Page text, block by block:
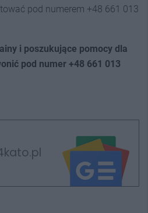
pod numerem +48 661 013
i poszukujące pomocy dla
pod numer +48 661 013